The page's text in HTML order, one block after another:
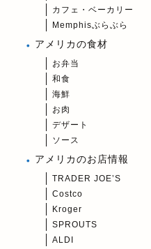
カフェ・ベーカリー
Memphisぶらぶら
アメリカの食材
お弁当
和食
海鮮
お肉
デザート
ソース
アメリカのお店情報
TRADER JOE’S
Costco
Kroger
SPROUTS
ALDI